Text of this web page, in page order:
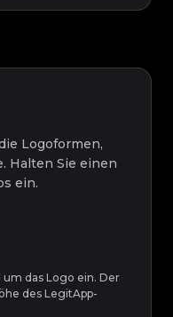
Logoformen,
Halten Sie einen
ein.
das Logo ein. Der
des LegitApp-